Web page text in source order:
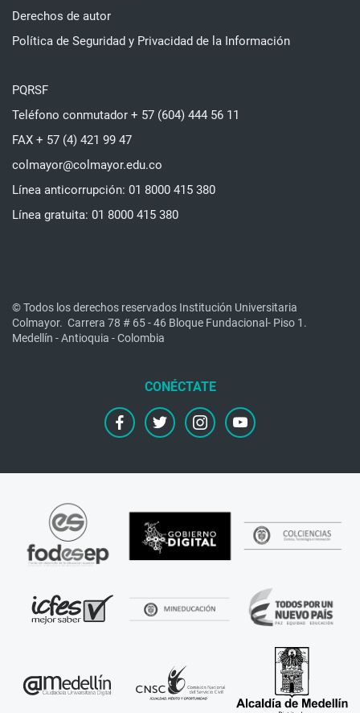
Derechos de autor
Política de Seguridad y Privacidad de la Información
PQRSF
Teléfono conmutador + 57 (604) 444 56 11
FAX + 57 (4) 421 99 47
colmayor@colmayor.edu.co
Línea anticorrupción: 01 8000 415 380
Línea gratuita: 01 8000 415 380
© Todos los derechos reservados Institución Universitaria
Colmayor. Carrera 78 # 65 - 46 Bloque Fundacional- Piso 1.
Medellín - Antioquia - Colombia